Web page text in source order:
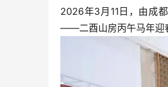
2026年3月11日，由成
——二酉山房丙午马年迎